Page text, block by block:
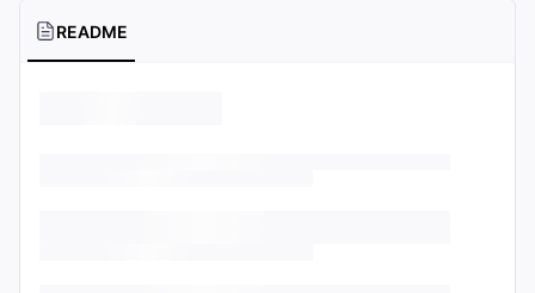
README